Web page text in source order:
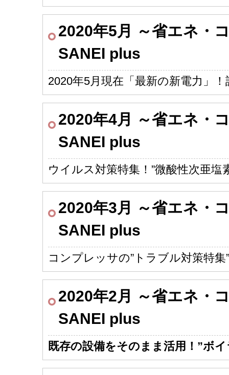
2020年5月 ～省エネ・
SANEI plus
2020年5月現在「最新の新電力」
2020年4月 ～省エネ・
SANEI plus
ウイルス対策特集！”微酸性次亜塩
2020年3月 ～省エネ・
SANEI plus
コンプレッサの”トラブル対策特集
2020年2月 ～省エネ・
SANEI plus
既存の設備をそのまま活用！”ボ